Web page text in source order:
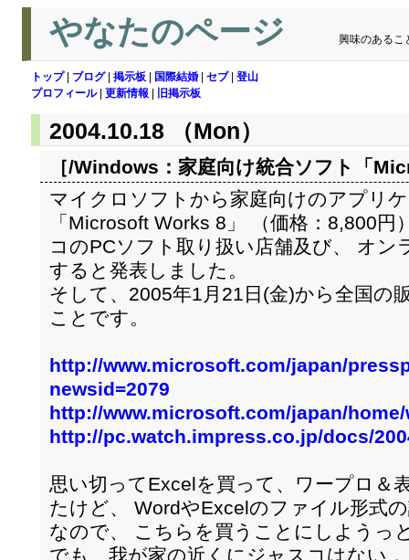
やなたのページ 興味のあるこ
トップ| ブログ| 掲示板 国際結婚 セブ| 登山
プロフィール| 更新情報 旧掲示板
2004.10.18 （Mon）
［/Windows： 家庭向け統合ソフト「
マイクロソフトから家庭向けのアプリ
「Microsoft Works 8」 （価格：8,800
コのPCソフト取り扱い店舗及び、 オン
すると発表しました。
そして、2005年1月21日(金)から全国の
ことです。
http://www.microsoft.com/japan/
newsid=2079
http://www.microsoft.com/japan/
http://pc.watch.impress.co.jp/docs/
思い切ってExcelを買って、ワープロ＆
たけど、 WordやExcelのファイル形式
なので、 こちらを買うことにしようっ
でも、我が家の近くにジャスコはない